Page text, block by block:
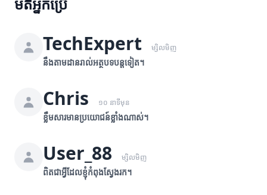
TechExpert ម្សិលមិញ
នឹងតាមដានរាល់អត្ថបទបន្តទៀត។
Chris ១០ នាទីមុន
ខ្លឹមសារមានប្រយោជន៍ខ្លាំងណាស់។
User_88 ម្សិលមិញ
ពិតជាអ្វីដែលខ្ញុំកំពុងស្វែងរក។